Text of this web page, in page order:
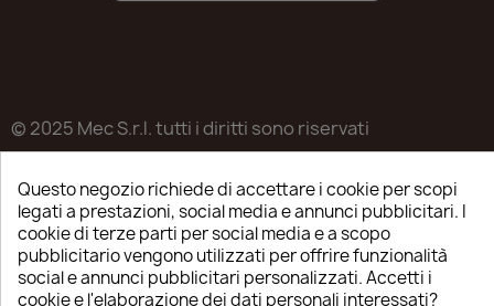
© 2025 Mec S.r.l. tutti i diritti sono riservati
25020
P.IVA / C.F. / R.I. di Brescia n.03223310982
REA: BS-515638
Questo negozio richiede di accettare i cookie per scopi
legati a prestazioni, social media e annunci pubblicitari. I
cookie di terze parti per social media e a scopo
pubblicitario vengono utilizzati per offrire funzionalità
social e annunci pubblicitari personalizzati. Accetti i
cookie e l'elaborazione dei dati personali interessati?